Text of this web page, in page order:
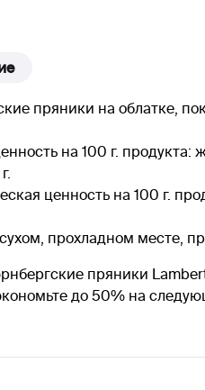
пряники на облатке,
на 100 г. продукта:
ценность на 100 г.
прохладном месте,
пряники
до 50% на